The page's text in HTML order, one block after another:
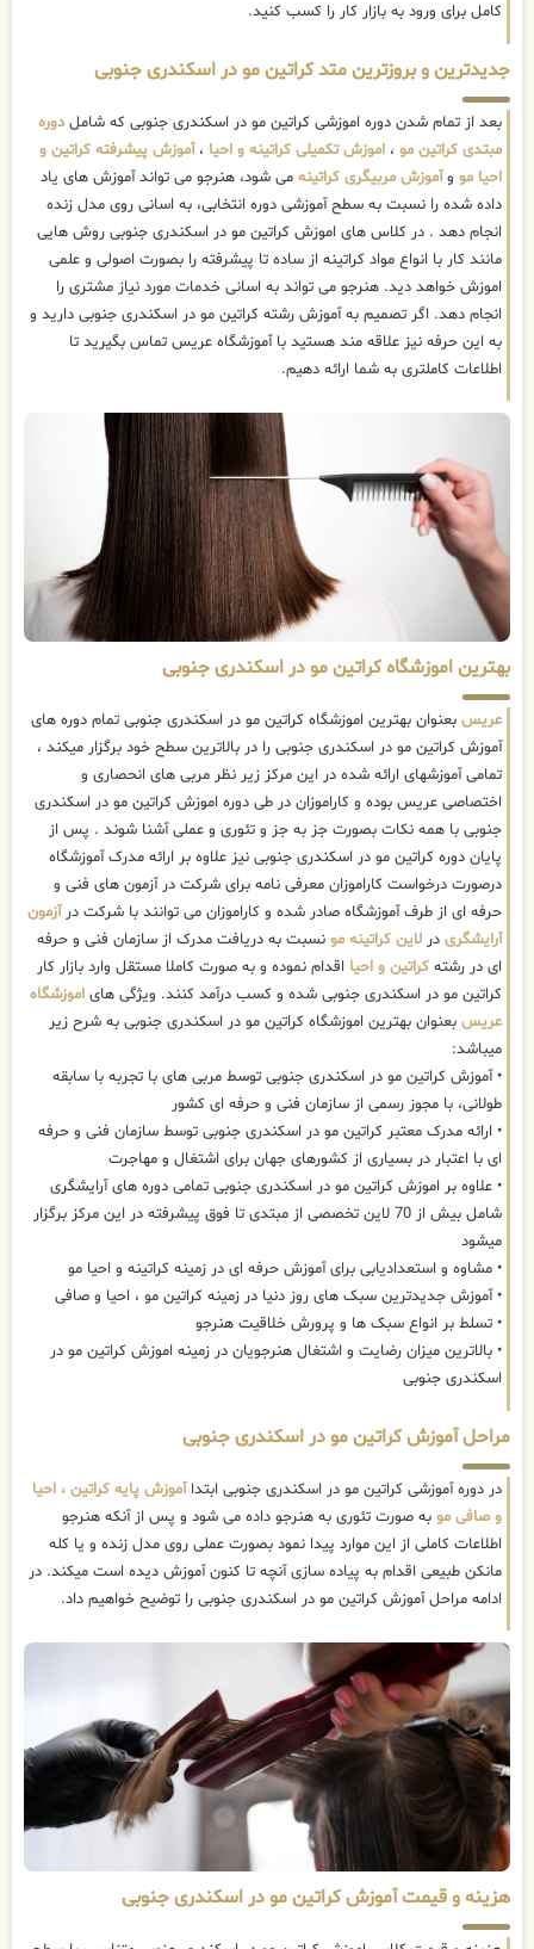
کامل برای ورود به بازار کار را کسب کنید.
جدیدترین و بروزترین متد کراتین مو در اسکندری جنوبی
بعد از تمام شدن دوره اموزشی کراتین مو در اسکندری جنوبی که شاملدوره
مبتدی کراتین مو ، اموزش تکمیلی کراتینه و احیا ،آموزش پیشرفته کراتین و
احیا مو وآموزش مربیگری کراتینه می شود، هنرجو می تواند آموزش های یاد
داده شده را نسبت به سطح آموزشی دوره انتخابی، به اسانی روی مدل زنده
انجام دهد . در کلاس های اموزش کراتین مو در اسکندری جنوبی روش هایی
مانند کار با انواع مواد کراتینه از ساده تا پیشرفته را بصورت اصولی و علمی
اموزش خواهد دید. هنرجو می تواند به اسانی خدمات مورد نیاز مشتری را
انجام دهد. اگر تصمیم به آموزش رشته کراتین مو در اسکندری جنوبی دارید و
به این حرفه نیز علاقه مند هستید با آموزشگاه عریس تماس بگیرید تا
اطلاعات کاملتری به شما ارائه دهیم.
بهترین اموزشگاه کراتین مو در اسکندری جنوبی
عریس بعنوان بهترین اموزشگاه کراتین مو در اسکندری جنوبی تمام دوره های
آموزش کراتین مو در اسکندری جنوبی را در بالاترین سطح خود برگزار میکند ،
تمامی آموزشهای ارائه شده در این مرکز زیر نظر مربی های انحصاری و
اختصاصی عریس بوده و کاراموزان در طی دوره اموزش کراتین مو در اسکندری
جنوبی با همه نکات بصورت جز به جز و تئوری و عملی آشنا شوند . پس از
پایان دوره کراتین مو در اسکندری جنوبی نیز علاوه بر ارائه مدرک آموزشگاه
درصورت درخواست کاراموزان معرفی نامه برای شرکت در آزمون های فنی و
حرفه ای از طرف آموزشگاه صادر شده و کاراموزان می توانند با شرکت درآزمون
آرایشگری در لاین کراتینه مو نسبت به دریافت مدرک از سازمان فنی و حرفه
ای در رشته کراتین و احیا اقدام نموده و به صورت کاملا مستقل وارد بازار کار
کراتین مو در اسکندری جنوبی شده و کسب درآمد کنند. ویژگی های اموزشگاه
عریس بعنوان بهترین اموزشگاه کراتین مو در اسکندری جنوبی به شرح زیر
میباشد:
• آموزش کراتین مو در اسکندری جنوبی توسط مربی های با تجربه با سابقه
طولانی، با مجوز رسمی از سازمان فنی و حرفه ای کشور
• ارائه مدرک معتبر کراتین مو در اسکندری جنوبی توسط سازمان فنی و حرفه
ای با اعتبار در بسیاری از کشورهای جهان برای اشتغال و مهاجرت
• علاوه بر اموزش کراتین مو در اسکندری جنوبی تمامی دوره های آرایشگری
شامل بیش از 70 لاین تخصصی از مبتدی تا فوق پیشرفته در این مرکز برگزار
میشود
• مشاوه و استعدادیابی برای آموزش حرفه ای در زمینه کراتینه و احیا مو
• آموزش جدیدترین سبک های روز دنیا در زمینه کراتین مو ، احیا و صافی
• تسلط بر انواع سبک ها و پرورش خلاقیت هنرجو
• بالاترین میزان رضایت و اشتغال هنرجویان در زمینه اموزش کراتین مو در
اسکندری جنوبی
مراحل آموزش کراتین مو در اسکندری جنوبی
در دوره آموزشی کراتین مو در اسکندری جنوبی ابتداآموزش پایه کراتین ، احیا
و صافی مو به صورت تئوری به هنرجو داده می شود و پس از آنکه هنرجو
اطلاعات کاملی از این موارد پیدا نمود بصورت عملی روی مدل زنده و یا کله
مانکن طبیعی اقدام به پیاده سازی آنچه تا کنون آموزش دیده است میکند. در
ادامه مراحل آموزش کراتین مو در اسکندری جنوبی را توضیح خواهیم داد.
هزینه و قیمت آموزش کراتین مو در اسکندری جنوبی